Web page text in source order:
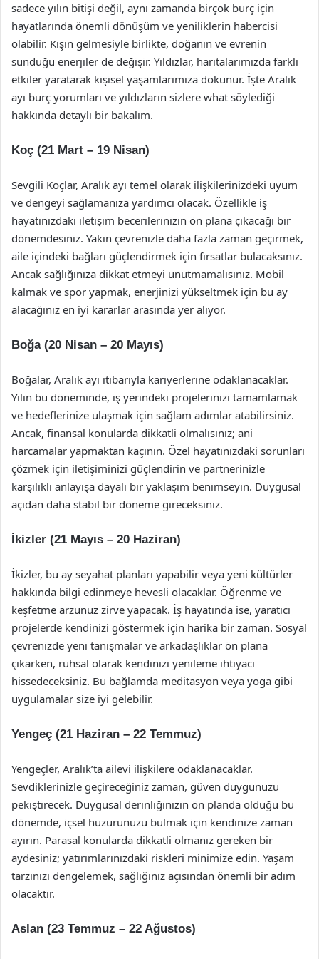
sadece yılın bitişi değil, aynı zamanda birçok burç için
hayatlarında önemli dönüşüm ve yeniliklerin habercisi
olabilir. Kışın gelmesiyle birlikte, doğanın ve evrenin
sunduğu enerjiler de değişir. Yıldızlar, haritalarımızda farklı
etkiler yaratarak kişisel yaşamlarımıza dokunur. İşte Aralık
ayı burç yorumları ve yıldızların sizlere what söylediği
hakkında detaylı bir bakalım.
Koç (21 Mart – 19 Nisan)
Sevgili Koçlar, Aralık ayı temel olarak ilişkilerinizdeki uyum
ve dengeyi sağlamanıza yardımcı olacak. Özellikle iş
hayatınızdaki iletişim becerilerinizin ön plana çıkacağı bir
dönemdesiniz. Yakın çevrenizle daha fazla zaman geçirmek,
aile içindeki bağları güçlendirmek için fırsatlar bulacaksınız.
Ancak sağlığınıza dikkat etmeyi unutmamalısınız. Mobil
kalmak ve spor yapmak, enerjinizi yükseltmek için bu ay
alacağınız en iyi kararlar arasında yer alıyor.
Boğa (20 Nisan – 20 Mayıs)
Boğalar, Aralık ayı itibarıyla kariyerlerine odaklanacaklar.
Yılın bu döneminde, iş yerindeki projelerinizi tamamlamak
ve hedeflerinize ulaşmak için sağlam adımlar atabilirsiniz.
Ancak, finansal konularda dikkatli olmalısınız; ani
harcamalar yapmaktan kaçının. Özel hayatınızdaki sorunları
çözmek için iletişiminizi güçlendirin ve partnerinizle
karşılıklı anlayışa dayalı bir yaklaşım benimseyin. Duygusal
açıdan daha stabil bir döneme gireceksiniz.
İkizler (21 Mayıs – 20 Haziran)
İkizler, bu ay seyahat planları yapabilir veya yeni kültürler
hakkında bilgi edinmeye hevesli olacaklar. Öğrenme ve
keşfetme arzunuz zirve yapacak. İş hayatında ise, yaratıcı
projelerde kendinizi göstermek için harika bir zaman. Sosyal
çevrenizde yeni tanışmalar ve arkadaşlıklar ön plana
çıkarken, ruhsal olarak kendinizi yenileme ihtiyacı
hissedeceksiniz. Bu bağlamda meditasyon veya yoga gibi
uygulamalar size iyi gelebilir.
Yengeç (21 Haziran – 22 Temmuz)
Yengeçler, Aralık’ta ailevi ilişkilere odaklanacaklar.
Sevdiklerinizle geçireceğiniz zaman, güven duygunuzu
pekiştirecek. Duygusal derinliğinizin ön planda olduğu bu
dönemde, içsel huzurunuzu bulmak için kendinize zaman
ayırın. Parasal konularda dikkatli olmanız gereken bir
aydesiniz; yatırımlarınızdaki riskleri minimize edin. Yaşam
tarzınızı dengelemek, sağlığınız açısından önemli bir adım
olacaktır.
Aslan (23 Temmuz – 22 Ağustos)